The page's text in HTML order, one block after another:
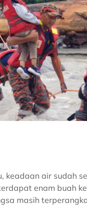
keadaan air sudah
enam buah
masih